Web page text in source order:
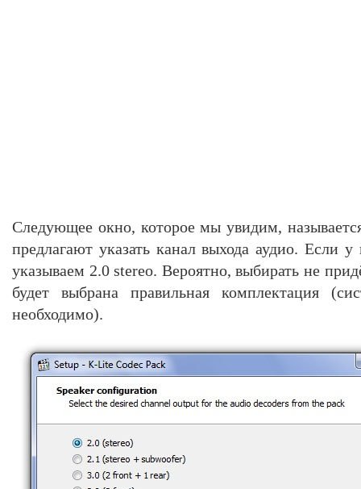
Следующее окно, которое мы увидим,
предлагают указать канал выхода аудио. Если
указываем 2.0 stereo. Вероятно, выбирать не
будет выбрана правильная комплектация
необходимо).